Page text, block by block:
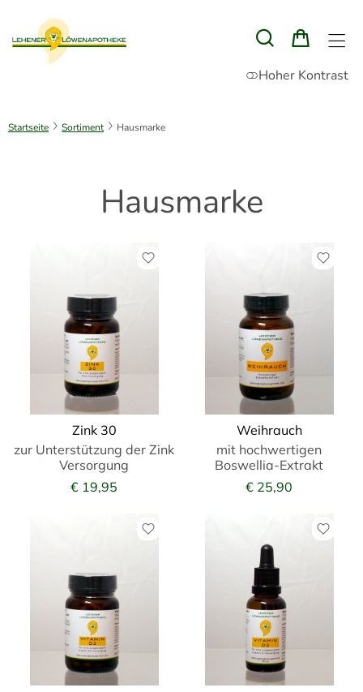
Hoher Kontrast
Startseite Sortiment Hausmarke
Hausmarke
Zink 30
zur Unterstützung der Zink
Versorgung
€ 19,95
Weihrauch
mit hochwertigen
Boswellia-Extrakt
€ 25,90